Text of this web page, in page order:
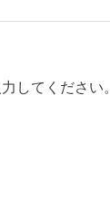
してください。